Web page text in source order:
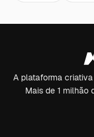
A plataforma
Mais de 1 milhão